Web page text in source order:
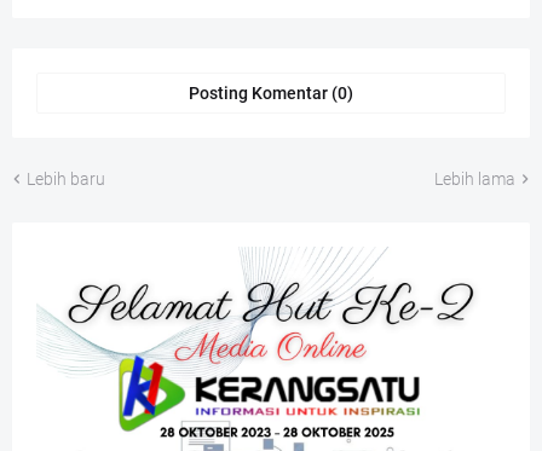
Posting Komentar (0)
Lebih baru Lebih lama